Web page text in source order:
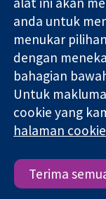
lebih baik
Kolaborasi Cochrane
sebuah syarikat
berdaftar di England
2127 49.
Hak Cipta © 2026
Terma & Syarat Laman
cookie|Tetapan
anda untuk
menukar
dengan
bahagian
Untuk
cookie yang
halaman cookie
Terima